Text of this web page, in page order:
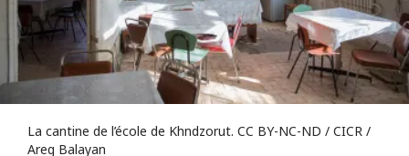
La cantine de l’école de Khndzorut. CC BY-NC-ND / CICR /
Areg Balayan